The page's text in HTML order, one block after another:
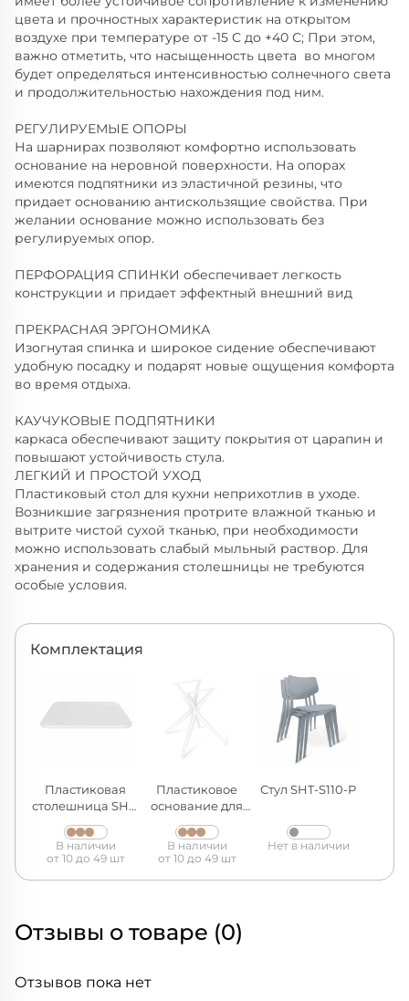
цвета и прочностных характеристик на открытом
воздухе при температуре от -15 С до +40 С; При этом,
важно отметить, что насыщенность цвета во многом
будет определяться интенсивностью солнечного света
и продолжительностью нахождения под ним.
РЕГУЛИРУЕМЫЕ ОПОРЫ
На шарнирах позволяют комфортно использовать
основание на неровной поверхности. На опорах
имеются подпятники из эластичной резины, что
придает основанию антискользящие свойства. При
желании основание можно использовать без
регулируемых опор.
ПЕРФОРАЦИЯ СПИНКИ обеспечивает легкость
конструкции и придает эффектный внешний вид
ПРЕКРАСНАЯ ЭРГОНОМИКА
Изогнутая спинка и широкое сидение обеспечивают
удобную посадку и подарят новые ощущения комфорта
во время отдыха.
КАУЧУКОВЫЕ ПОДПЯТНИКИ
каркаса обеспечивают защиту покрытия от царапин и
повышают устойчивость стула.
ЛЕГКИЙ И ПРОСТОЙ УХОД
Пластиковый стол для кухни неприхотлив в уходе.
Возникшие загрязнения протрите влажной тканью и
вытрите чистой сухой тканью, при необходимости
можно использовать слабый мыльный раствор. Для
хранения и содержания столешницы не требуются
особые условия.
Комплектация
Пластиковая
столешница SHT-
TT30 83/83
В наличии
от 10 до 49 шт
Пластиковое
основание для
стола SHT-TU30
В наличии
от 10 до 49 шт
Стул SHT-S110-P
Нет в наличии
Отзывы о товаре (0)
Отзывов пока нет